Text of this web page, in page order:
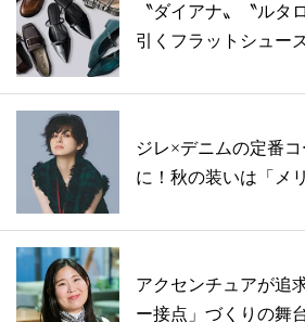
〝ダイアナ〟〝ルタ
引くフラットシュー
ジレ×デニムの定番
に！秋の装いは「メ
アクセンチュアが追
ー接点」づくりの舞